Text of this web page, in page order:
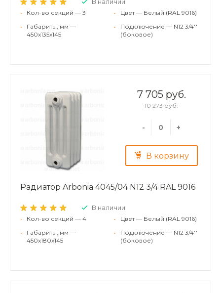
•
Кол-во секций — 3
•
Габариты, мм —
450x135x145
•
Цвет — Белый (RAL 9016)
•
Подключение — N12 3/4''
(боковое)
7 705 руб.
10 273 руб.
- +
В корзину
Радиатор Arbonia 4045/04 N12 3/4 RAL 9016
В наличии
•
Кол-во секций — 4
•
Габариты, мм —
450x180x145
•
Цвет — Белый (RAL 9016)
•
Подключение — N12 3/4''
(боковое)